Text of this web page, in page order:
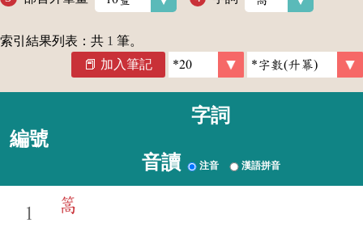
索引結果列表：共 1 筆。
加入筆記
編號
字詞
音讀 注音 漢語拼音
1 篙